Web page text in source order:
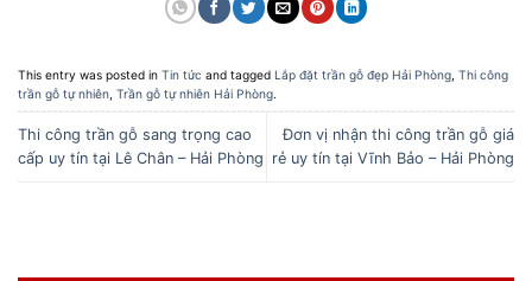
This entry was posted in Tin tức and tagged Lắp đặt trần gỗ đẹp Hải Phòng Thi công
trần gỗ tự nhiên Trần gỗ tự nhiên Hải Phòng.
Thi công trần gỗ sang trọng cao
cấp uy tín tại Lê Chân – Hải Phòng
Đơn vị nhận thi công trần gỗ giá
rẻ uy tín tại Vĩnh Bảo – Hải Phòng